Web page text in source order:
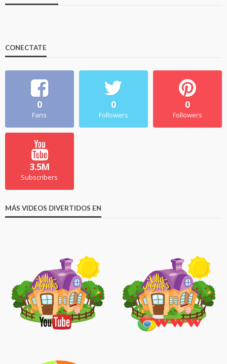
CONECTATE
0
Fans
0
Followers
0
Followers
3.5M
Subscribers
MÁS VIDEOS DIVERTIDOS EN